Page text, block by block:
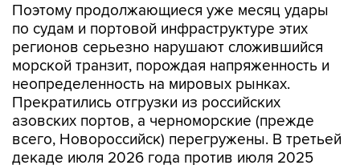
Поэтому продолжающиеся уже месяц удары
по судам и портовой инфраструктуре этих
регионов серьезно нарушают сложившийся
морской транзит, порождая напряженность и
неопределенность на мировых рынках.
Прекратились отгрузки из российских
азовских портов, а черноморские (прежде
всего, Новороссийск) перегружены. В третьей
декаде июля 2026 года против июля 2025